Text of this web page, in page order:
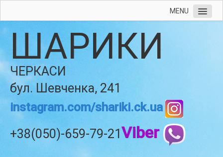
MENU
ШАРИКИ
ЧЕРКАСИ
бул. Шевченка, 241
instagram.com/shariki.ck.ua
+38(050)-659-79-21Viber